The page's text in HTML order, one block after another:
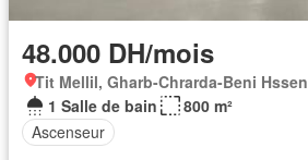
48.000 DH/mois
Tit Mellil, Gharb-Chrarda-Beni Hssen
1 Salle de bain
800 m²
Ascenseur